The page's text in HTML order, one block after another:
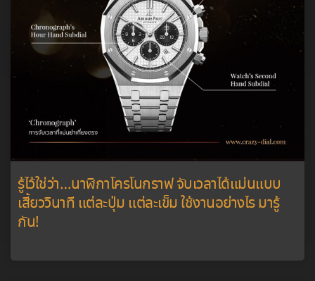
รู้ไว้ใช่ว่า…นาฬิกาโครโนกราฟ จับเวลาได้แม่นแบบ
เสี้ยววินาที แต่ละปุ่ม แต่ละเข็ม ใช้งานอย่างไร มารู้
กัน!